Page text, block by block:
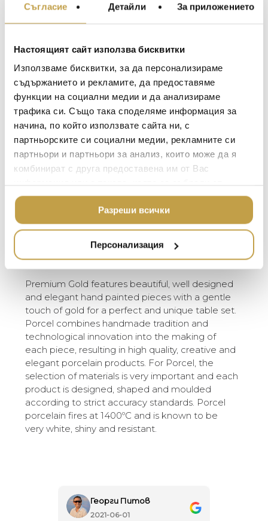
Съгласие Детайли За приложението
Настоящият сайт използва бисквитки
Използваме бисквитки, за да персонализираме
съдържанието и рекламите, да предоставяме
функции на социални медии и да анализираме
трафика си. Също така споделяме информация за
начина, по който използвате сайта ни, с
партньорските си социални медии, рекламните си
партньори и партньори за анализ, които може да я
комбинират с друга предоставена им от Вас
ползването от Ваша страна на услугите им.
Разреши всички
Персонализация
* Комплект от 18 части: 6 чинии за основно
ядене, 6 помощни чинии и 6 чинии за супа /
Soup plates
Premium Gold се отличава с красив дизайн
на елегантни, ръчно рисувани чинии с
нежна златна украса – перфектен и
уникален сервиз за маса. Porcel съчетават
традицията на ръчна изработка и
технологичните иновации при
изработката на всеки артикул, което
води до висококачествени, креативни и
всеки продукт е проектиран, оформен и
създаден в съответствие със строги
стандарти на изработка. Порцеланът на
Porcel е известен като чисто бял, бляскав
и устойчив.
Premium Gold features beautiful, well designed
and elegant hand painted pieces with a gentle
touch of gold for a perfect and unique table set.
Porcel combines handmade tradition and
technological innovation into the making of
each piece, resulting in high quality, creative and
elegant porcelain products. For Porcel, the
selection of materials is very important and each
product is designed, shaped and moulded
according to strict accuracy standards. Porcel
porcelain fires at 1400ºC and is known to be
very white, shiny and resistant.
Георги Питов
2021-06-01
МЕБЕЛИ ЗА ДОМА И
ЗА МАСАТА
ТЕКСТИЛ ЗА ДОМА
АРОМАТИ ЗА ДОМА
ИЗКУСТВО И КНИГИ
ВИСОК КЛАС
МЕБЕЛИ
ПОДАРЪЦИ
BACCARAT
TOM DIXON
MICHAEL ARAM
ASSOULINE
SELETTI
DOLCE & GABBANA
ETHNICRAFT
ZUIVER
DUTCHBONE